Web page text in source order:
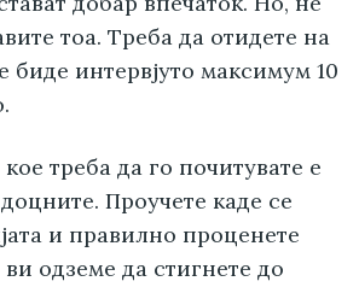
тоа. Треба да отидете на
биде интервјуто максимум 10
треба да го почитувате е
Проучете каде се
и правилно проценете
одземе да стигнете до